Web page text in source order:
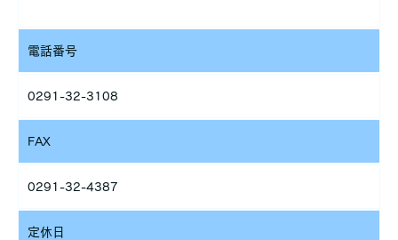
ご本人の照会
お客さまがご本人の個人情報の照会・修正・削除などをご希望さ
法令、規範の遵守と見直し
当社は、保有する個人情報に関して適用される日本の法令、その
電話番号
0291-32-3108
FAX
0291-32-4387
定休日